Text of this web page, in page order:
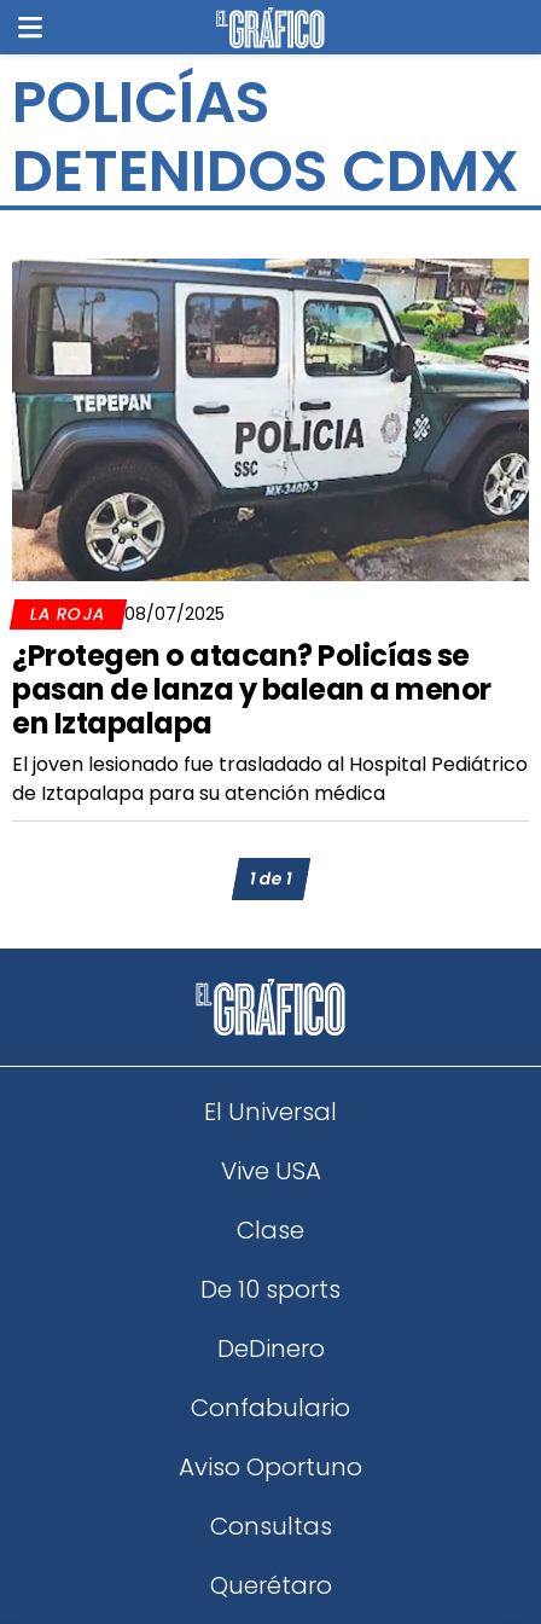
POLICÍAS
DETENIDOS CDMX
LA ROJA 08/07/2025
¿Protegen o atacan? Policías se
pasan de lanza y balean a menor
en Iztapalapa
El joven lesionado fue trasladado al Hospital Pediátrico
de Iztapalapa para su atención médica
1de1
El Universal
Vive USA
Clase
De 10 sports
DeDinero
Confabulario
Aviso Oportuno
Consultas
Querétaro